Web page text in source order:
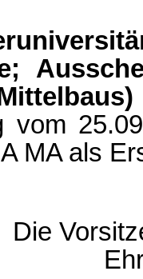
vom
MA als
Die